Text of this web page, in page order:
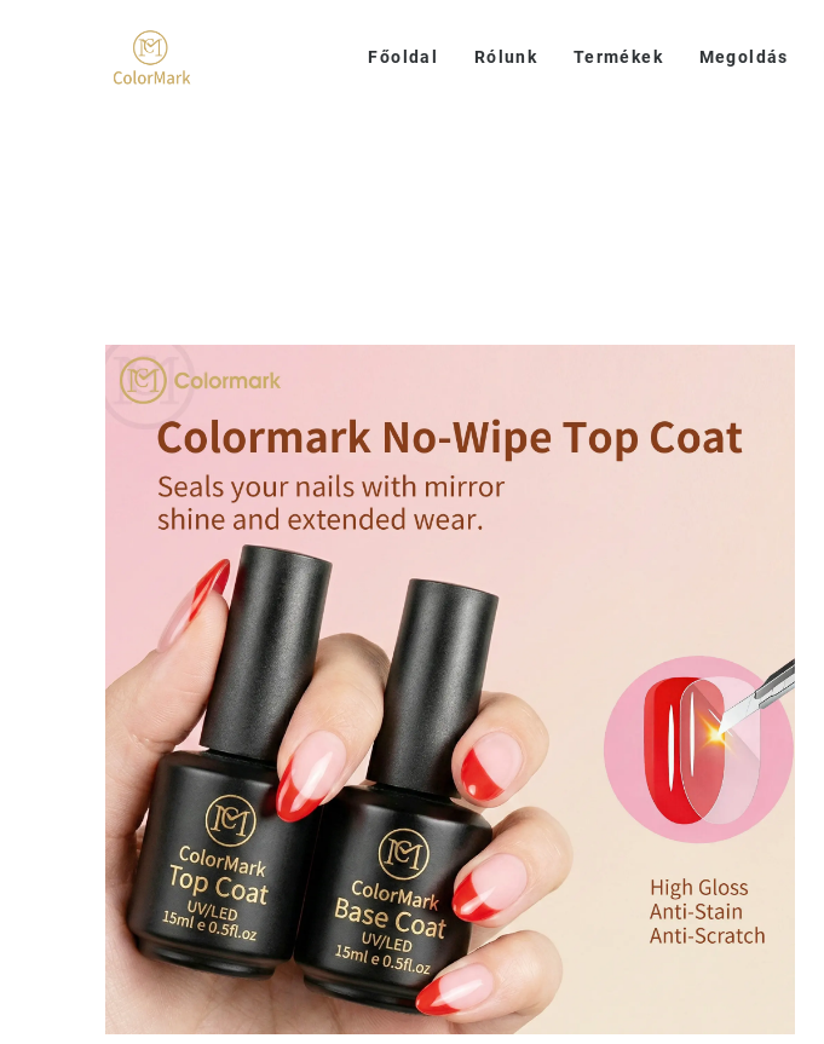
Főoldal Rólunk Termékek Megoldás